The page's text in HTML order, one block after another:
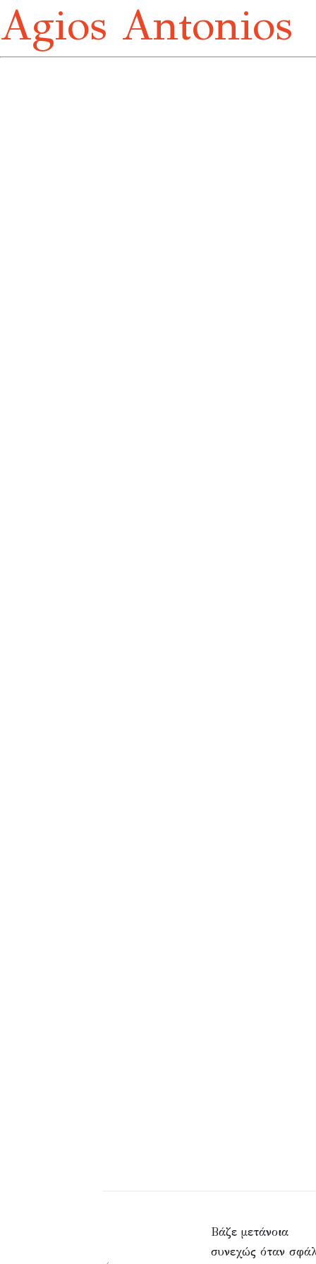
Agios Antonios
Βάζε μετάνοια
συνεχώς όταν